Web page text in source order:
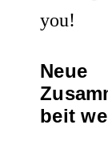
you!
Neue
beit